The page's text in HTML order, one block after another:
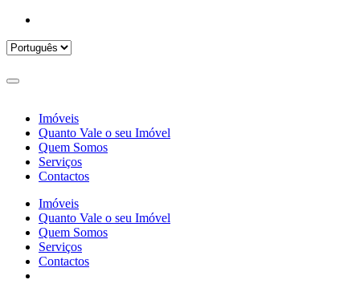
Imóveis
Quanto Vale o seu Imóvel
Quem Somos
Serviços
Contactos
Imóveis
Quanto Vale o seu Imóvel
Quem Somos
Serviços
Contactos